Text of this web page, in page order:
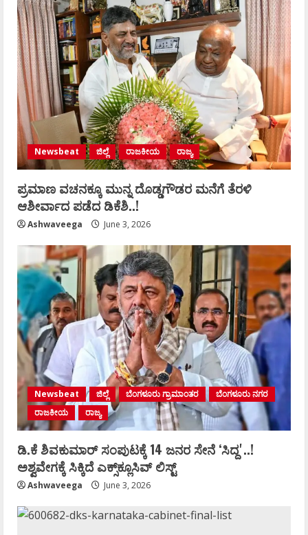
Newsbeat ಜಿಲ್ಲೆ ರಾಜಕೀಯ ರಾಜ್ಯ
ಪ್ರಮಾಣ ವಚನಕ್ಕೂ ಮುನ್ನ ದೊಡ್ಡಗೌಡರ ಮನೆಗೆ ತೆರಳಿ
ಆಶೀರ್ವಾದ ಪಡೆದ ಡಿಕೆಶಿ..!
Ashwaveega June 3, 2026
Newsbeat ಜಿಲ್ಲೆ ಬೆಂಗಳೂರು ಗ್ರಾಮಾಂತರ
ಬೆಂಗಳೂರು ನಗರ
ರಾಜಕೀಯ
ರಾಜ್ಯ
ಡಿ.ಕೆ ಶಿವಕುಮಾರ್‌ ಸಂಪುಟಕ್ಕೆ 14 ಜನರ ಸೇನೆ ʻಸಿದ್ದʼ..!
ಅಶ್ವವೇಗಕ್ಕೆ ಸಿಕ್ಕಿದೆ ಎಕ್ಸ್‌ಕ್ಲೂಸಿವ್‌ ಲಿಸ್ಟ್‌
Ashwaveega June 3, 2026